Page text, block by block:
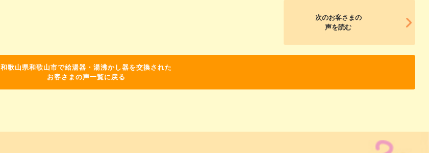
次のお客さまの
声を読む
和歌山県和歌山市で給湯器・湯沸かし器を交換された
お客さまの声一覧に戻る